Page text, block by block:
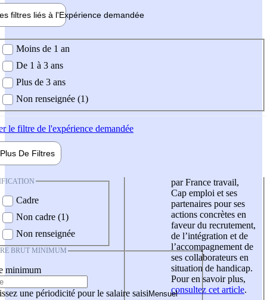
filtres liés à l'Expérience demandée
demandée
Moins de 1 an
De 1 à 3 ans
Plus de 3 ans
Non renseignée (1)
le filtre de l'expérience demandée
Plus De Filtres
Cadre
Non cadre (1)
Non renseignée
BRUT MINIMUM
minimum
une périodicité pour le salaire saisi
par France travail,
Cap emploi et ses
partenaires pour ses
actions concrètes en
faveur du recrutement,
de l’intégration et de
l’accompagnement de
ses collaborateurs en
situation de handicap.
Pour en savoir plus,
consultez cet article.